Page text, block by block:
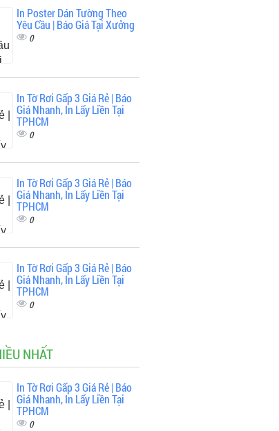
In Poster Dán Tường Theo
Yêu Cầu | Báo Giá Tại Xưởng
0
In Tờ Rơi Gấp 3 Giá Rẻ | Báo
Giá Nhanh, In Lấy Liền Tại
TPHCM
0
In Tờ Rơi Gấp 3 Giá Rẻ | Báo
Giá Nhanh, In Lấy Liền Tại
TPHCM
0
In Tờ Rơi Gấp 3 Giá Rẻ | Báo
Giá Nhanh, In Lấy Liền Tại
TPHCM
0
NHẤT
In Tờ Rơi Gấp 3 Giá Rẻ | Báo
Giá Nhanh, In Lấy Liền Tại
TPHCM
0